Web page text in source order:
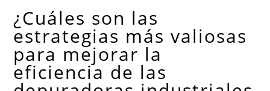
¿Cuáles son las
estrategias más valiosas
para mejorar la
eficiencia de las